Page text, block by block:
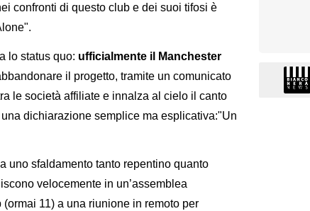
confronti di questo club e dei suoi tifosi è
lo status quo: ufficialmente il Manchester
il progetto, tramite un comunicato
le società affiliate e innalza al cielo il canto
dichiarazione semplice ma esplicativa:"Un
uno sfaldamento tanto repentino quanto
velocemente in un’assemblea
11) a una riunione in remoto per